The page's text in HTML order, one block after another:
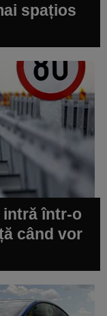
spațios
intră într-o
când vor